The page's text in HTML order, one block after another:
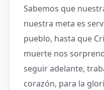
Sabemos que
nuestra meta es
pueblo, hasta que
muerte nos
seguir adelante,
corazón, para la